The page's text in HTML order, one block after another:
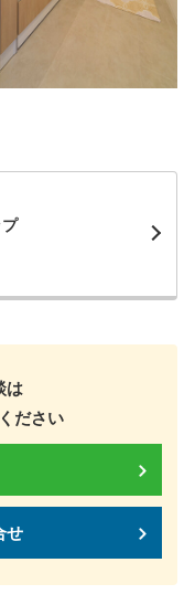
は
ださい
せ